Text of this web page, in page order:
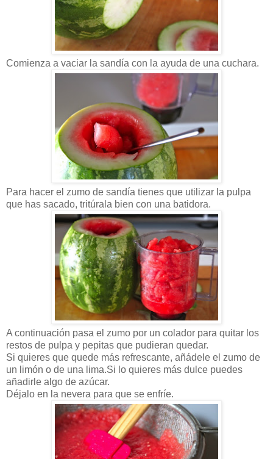
Comienza a vaciar la sandía con la ayuda de una cuchara.
Para hacer el zumo de sandía tienes que utilizar la pulpa
que has sacado, tritúrala bien con una batidora.
A continuación pasa el zumo por un colador para quitar los
restos de pulpa y pepitas que pudieran quedar.
Si quieres que quede más refrescante, añádele el zumo de
un limón o de una lima.Si lo quieres más dulce puedes
añadirle algo de azúcar.
Déjalo en la nevera para que se enfríe.